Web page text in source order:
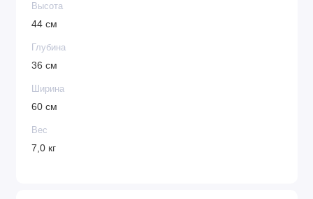
Высота
44 см
Глубина
36 см
Ширина
60 см
Вес
7,0 кг